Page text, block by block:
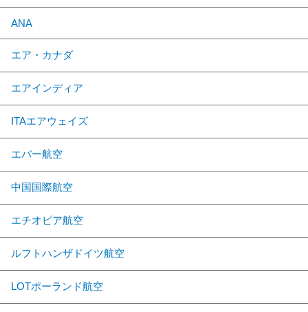
ANA
エア・カナダ
エアインディア
ITAエアウェイズ
エバー航空
中国国際航空
エチオピア航空
ルフトハンザドイツ航空
LOTポーランド航空